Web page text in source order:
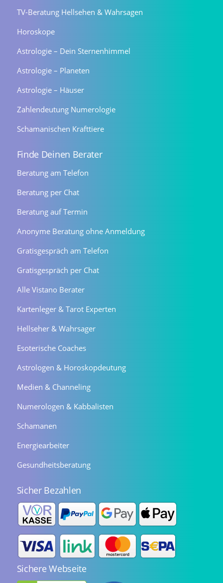
TV-Beratung Hellsehen & Wahrsagen
Horoskope
Astrologie – Dein Sternenhimmel
Astrologie – Planeten
Astrologie – Häuser
Zahlendeutung Numerologie
Schamanischen Krafttiere
Finde Deinen Berater
Beratung am Telefon
Beratung per Chat
Beratung auf Termin
Anonyme Beratung ohne Anmeldung
Gratisgespräch am Telefon
Gratisgespräch per Chat
Alle Vistano Berater
Kartenleger & Tarot Experten
Hellseher & Wahrsager
Esoterische Coaches
Astrologen & Horoskopdeutung
Medien & Channeling
Numerologen & Kabbalisten
Schamanen
Energiearbeiter
Gesundheitsberatung
Sicher Bezahlen
Sichere Webseite